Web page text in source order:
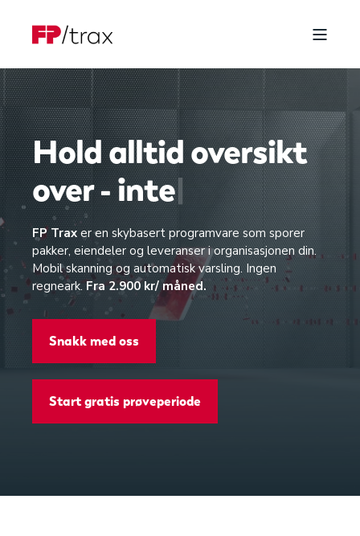
Hold alltid oversikt
over -|
FP Trax er en skybasert programvare som sporer
pakker, eiendeler og leveranser i organisasjonen din.
Mobil skanning og automatisk varsling. Ingen
regneark. Fra 2.900 kr/ måned.
Snakk med oss
Start gratis prøveperiode